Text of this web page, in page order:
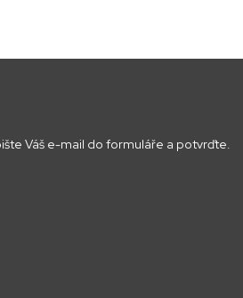
Váš e-mail do formuláře a potvrďte.